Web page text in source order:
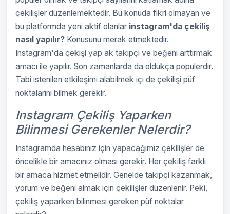
çekilişler düzenlemektedir. Bu konuda fikri olmayan ve
bu platformda yeni aktif olanlar instagram'da çekiliş
nasıl yapılır?Konusunu merak etmektedir.
Instagram'da çekişi yap ak takipçi ve beğeni arttırmak
amacı ile yapılır. Son zamanlarda da oldukça popülerdir.
Tabi istenilen etkileşimi alabilmek içi de çekilişi püf
noktalarını bilmek gerekir.
Instagram Çekiliş Yaparken
Bilinmesi Gerekenler Nelerdir?
Instagramda hesabınız için yapacağımız çekilişler de
öncelikle bir amacınız olması gerekir. Her çekiliş farklı
bir amaca hizmet etmelidir. Genelde takipçi kazanmak,
yorum ve beğeni almak için çekilişler düzenlenir. Peki,
çekiliş yaparken bilinmesi gereken püf noktalar